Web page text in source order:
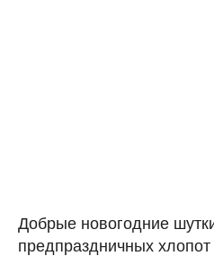
Добрые новогодние
предпраздничных